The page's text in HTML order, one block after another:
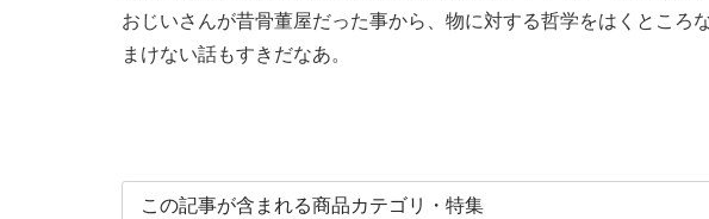
おじいさんが昔骨董屋だった事から、物に対する哲学をはくところ
まけない話もすきだなあ。
この記事が含まれる商品カテゴリ・特集